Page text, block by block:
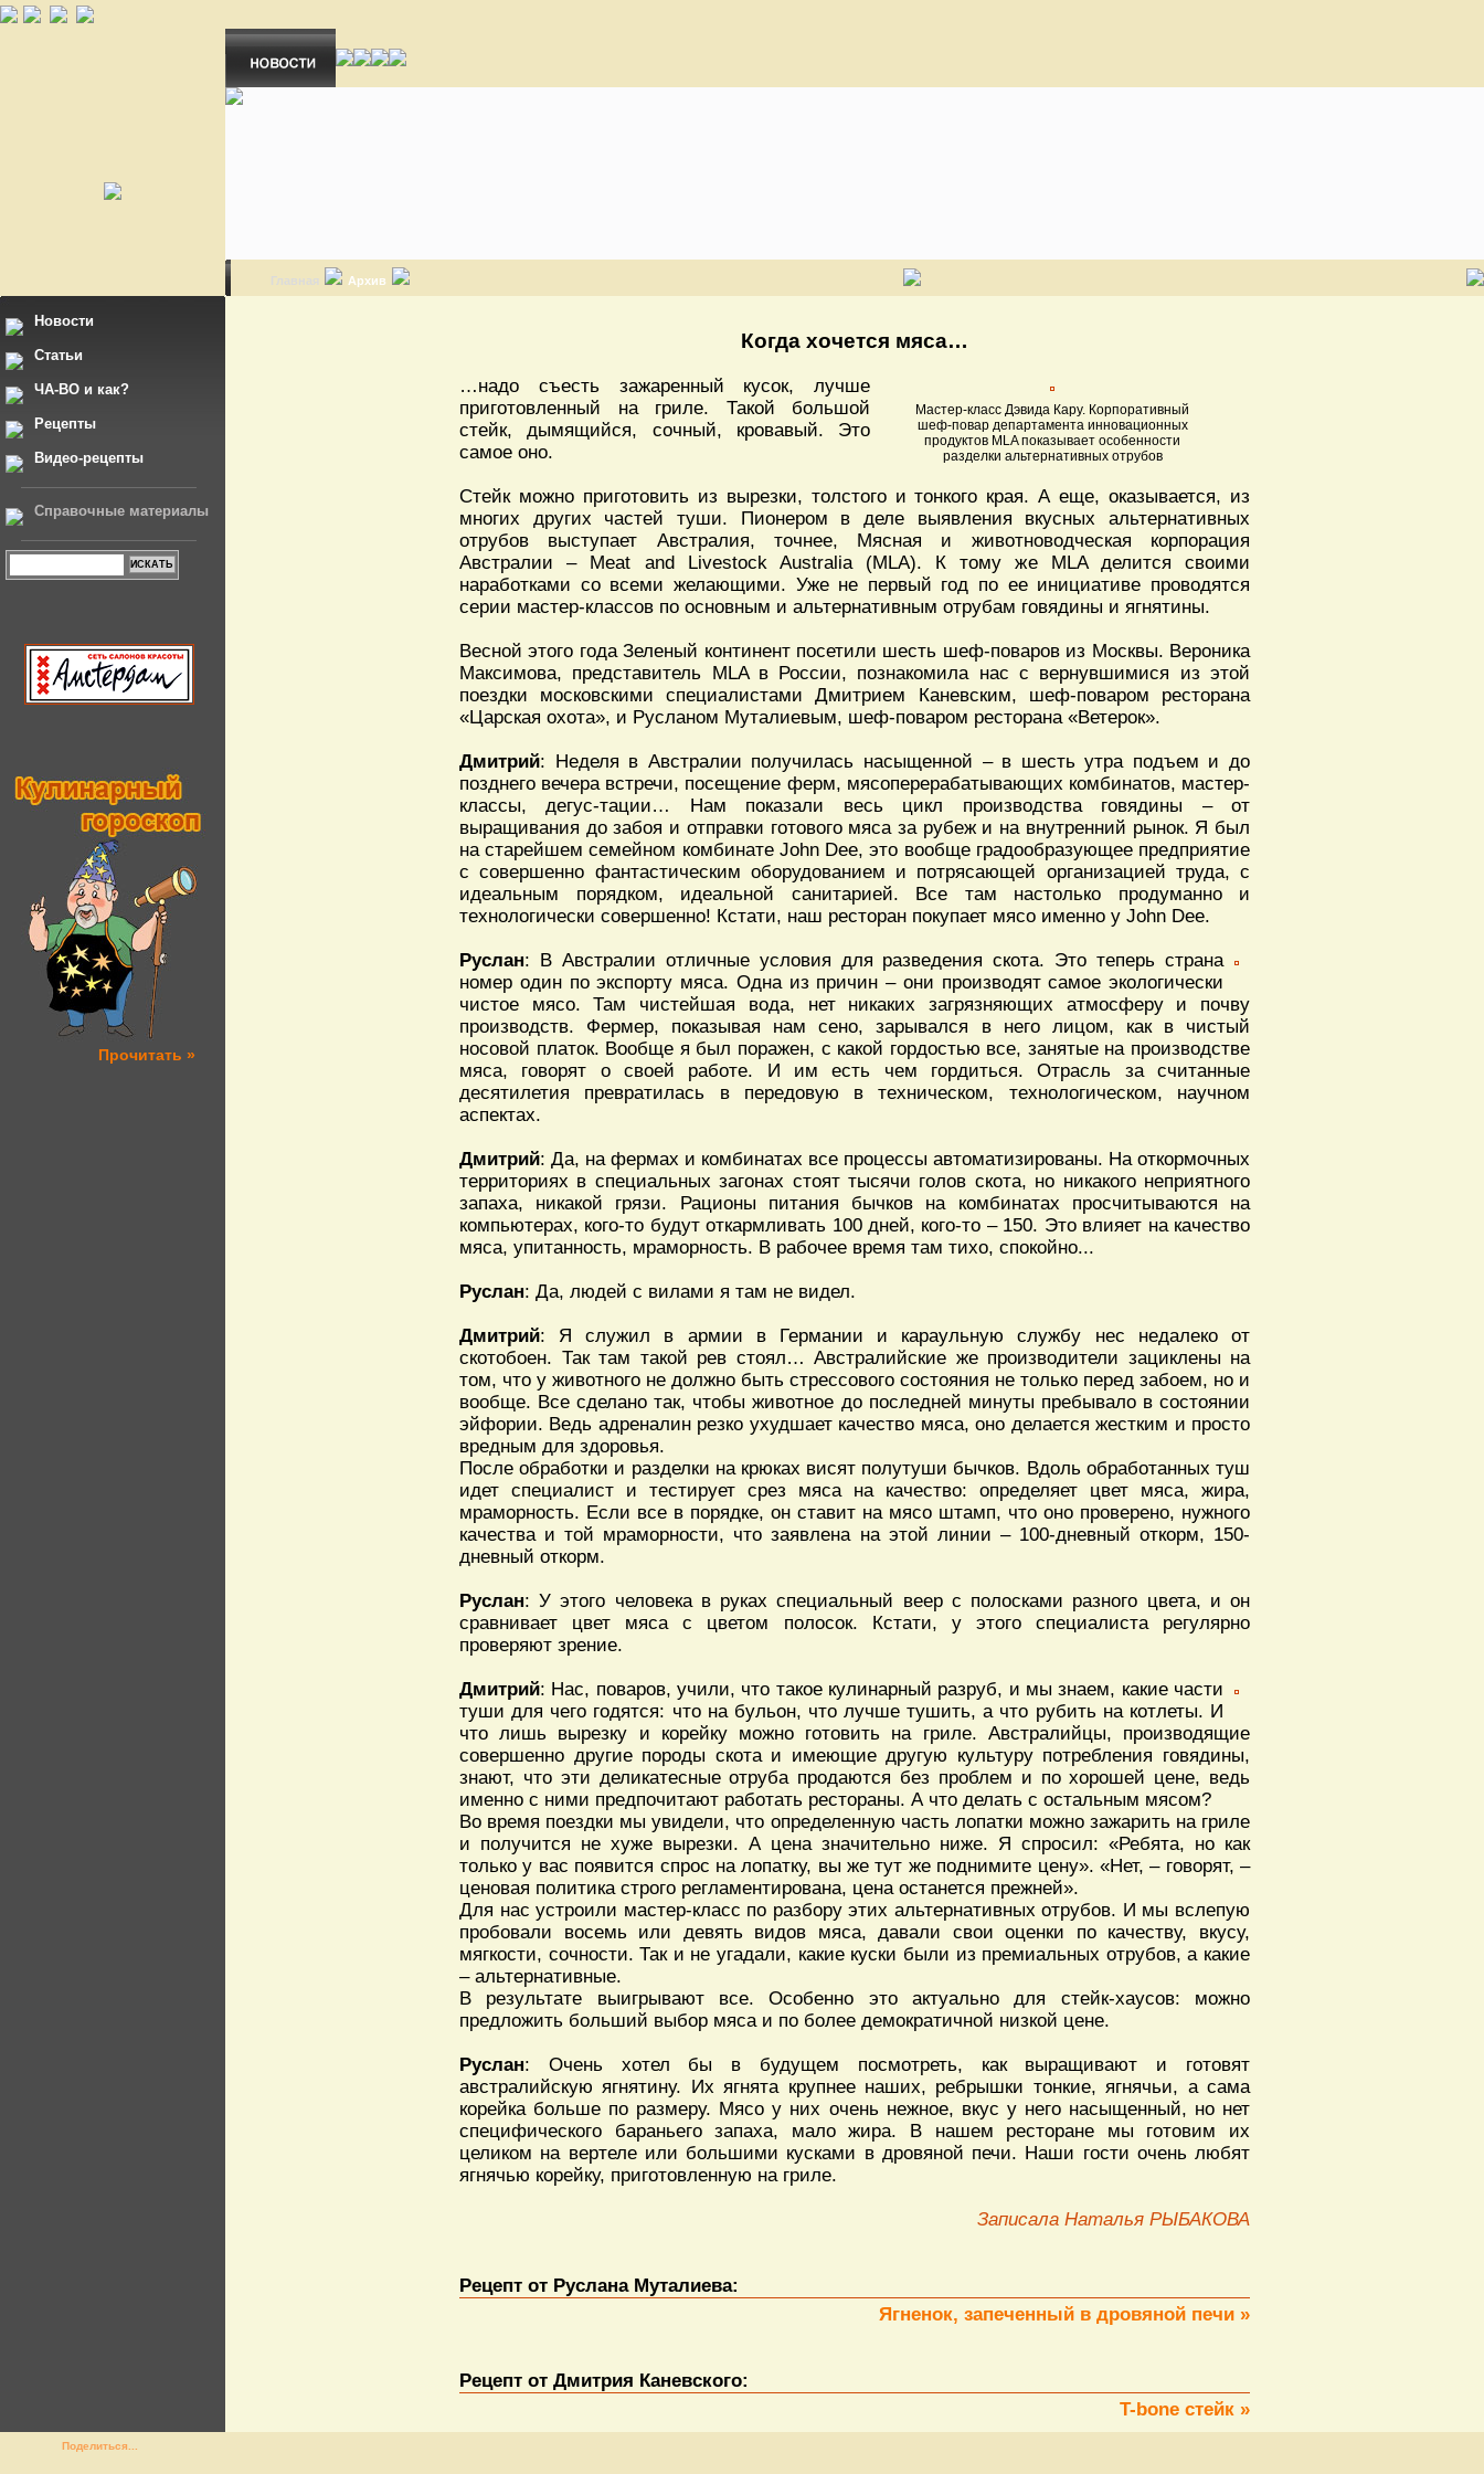
Главная Архив
Новости
Статьи
ЧА-ВО и как?
Рецепты
Видео-рецепты
Справочные материалы
Прочитать »
Когда хочется мяса…
Мастер-класс Дэвида Кару. Корпоративный
шеф-повар департамента инновационных
продуктов MLA показывает особенности
разделки альтернативных отрубов
…надо съесть зажаренный кусок, лучше
приготовленный на гриле. Такой большой
стейк, дымящийся, сочный, кровавый. Это
самое оно.
Стейк можно приготовить из вырезки, толстого и тонкого края. А еще, оказывается, из
многих других частей туши. Пионером в деле выявления вкусных альтернативных
отрубов выступает Австралия, точнее, Мясная и животноводческая корпорация
Австралии – Meat and Livestock Australia (MLA). К тому же MLA делится своими
наработками со всеми желающими. Уже не первый год по ее инициативе проводятся
серии мастер-классов по основным и альтернативным отрубам говядины и ягнятины.
Весной этого года Зеленый континент посетили шесть шеф-поваров из Москвы. Вероника
Максимова, представитель MLA в России, познакомила нас с вернувшимися из этой
поездки московскими специалистами Дмитрием Каневским, шеф-поваром ресторана
«Царская охота», и Русланом Муталиевым, шеф-поваром ресторана «Ветерок».
Дмитрий: Неделя в Австралии получилась насыщенной – в шесть утра подъем и до
позднего вечера встречи, посещение ферм, мясоперерабатывающих комбинатов, мастер-
классы, дегус-тации… Нам показали весь цикл производства говядины – от
выращивания до забоя и отправки готового мяса за рубеж и на внутренний рынок. Я был
на старейшем семейном комбинате John Dee, это вообще градообразующее предприятие
с совершенно фантастическим оборудованием и потрясающей организацией труда, с
идеальным порядком, идеальной санитарией. Все там настолько продуманно и
технологически совершенно! Кстати, наш ресторан покупает мясо именно у John Dee.
Руслан: В Австралии отличные условия для разведения скота. Это теперь страна
номер один по экспорту мяса. Одна из причин – они производят самое экологически
чистое мясо. Там чистейшая вода, нет никаких загрязняющих атмосферу и почву
производств. Фермер, показывая нам сено, зарывался в него лицом, как в чистый
носовой платок. Вообще я был поражен, с какой гордостью все, занятые на производстве
мяса, говорят о своей работе. И им есть чем гордиться. Отрасль за считанные
десятилетия превратилась в передовую в техническом, технологическом, научном
аспектах.
Дмитрий: Да, на фермах и комбинатах все процессы автоматизированы. На откормочных
территориях в специальных загонах стоят тысячи голов скота, но никакого неприятного
запаха, никакой грязи. Рационы питания бычков на комбинатах просчитываются на
компьютерах, кого-то будут откармливать 100 дней, кого-то – 150. Это влияет на качество
мяса, упитанность, мраморность. В рабочее время там тихо, спокойно...
Руслан: Да, людей с вилами я там не видел.
Дмитрий: Я служил в армии в Германии и караульную службу нес недалеко от
скотобоен. Так там такой рев стоял… Австралийские же производители зациклены на
том, что у животного не должно быть стрессового состояния не только перед забоем, но и
вообще. Все сделано так, чтобы животное до последней минуты пребывало в состоянии
эйфории. Ведь адреналин резко ухудшает качество мяса, оно делается жестким и просто
вредным для здоровья.
После обработки и разделки на крюках висят полутуши бычков. Вдоль обработанных туш
идет специалист и тестирует срез мяса на качество: определяет цвет мяса, жира,
мраморность. Если все в порядке, он ставит на мясо штамп, что оно проверено, нужного
качества и той мраморности, что заявлена на этой линии – 100-дневный откорм, 150-
дневный откорм.
Руслан: У этого человека в руках специальный веер с полосками разного цвета, и он
сравнивает цвет мяса с цветом полосок. Кстати, у этого специалиста регулярно
проверяют зрение.
Дмитрий: Нас, поваров, учили, что такое кулинарный разруб, и мы знаем, какие части
туши для чего годятся: что на бульон, что лучше тушить, а что рубить на котлеты. И
что лишь вырезку и корейку можно готовить на гриле. Австралийцы, производящие
совершенно другие породы скота и имеющие другую культуру потребления говядины,
знают, что эти деликатесные отруба продаются без проблем и по хорошей цене, ведь
именно с ними предпочитают работать рестораны. А что делать с остальным мясом?
Во время поездки мы увидели, что определенную часть лопатки можно зажарить на гриле
и получится не хуже вырезки. А цена значительно ниже. Я спросил: «Ребята, но как
только у вас появится спрос на лопатку, вы же тут же поднимите цену». «Нет, – говорят, –
ценовая политика строго регламентирована, цена останется прежней».
Для нас устроили мастер-класс по разбору этих альтернативных отрубов. И мы вслепую
пробовали восемь или девять видов мяса, давали свои оценки по качеству, вкусу,
мягкости, сочности. Так и не угадали, какие куски были из премиальных отрубов, а какие
– альтернативные.
В результате выигрывают все. Особенно это актуально для стейк-хаусов: можно
предложить больший выбор мяса и по более демократичной низкой цене.
Руслан: Очень хотел бы в будущем посмотреть, как выращивают и готовят
австралийскую ягнятину. Их ягнята крупнее наших, ребрышки тонкие, ягнячьи, а сама
корейка больше по размеру. Мясо у них очень нежное, вкус у него насыщенный, но нет
специфического бараньего запаха, мало жира. В нашем ресторане мы готовим их
целиком на вертеле или большими кусками в дровяной печи. Наши гости очень любят
ягнячью корейку, приготовленную на гриле.
Записала Наталья РЫБАКОВА
Рецепт от Руслана Муталиева:
Ягненок, запеченный в дровяной печи »
Рецепт от Дмитрия Каневского:
T-bone стейк »